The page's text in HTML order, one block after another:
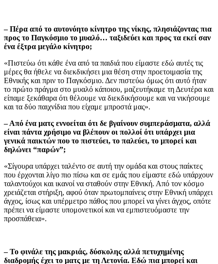
– Πέρα από το αυτονόητο κίνητρο της νίκης, πλησιάζοντας πια
προς το Παγκόσμιο το μυαλό… ταξιδεύει και προς τα εκεί σαν
ένα έξτρα μεγάλο κίνητρο;
«Πιστεύω ότι κάθε ένα από τα παιδιά που είμαστε εδώ αυτές τις
μέρες θα ήθελε να διεκδικήσει μια θέση στην προετοιμασία της
Εθνικής και πριν το Παγκόσμιο. Δεν πιστεύω όμως ότι αυτό ήταν
το πρώτο πράγμα στο μυαλό κάποιου, μαζευτήκαμε τη Δευτέρα και
είπαμε ξεκάθαρα ότι θέλουμε να διεκδικήσουμε και να νικήσουμε
και τα δύο παιχνίδια που είχαμε μπροστά μας».
– Από ένα ματς εννοείται ότι δε βγαίνουν συμπεράσματα, αλλά
είναι πάντα χρήσιμο να βλέπουν οι πολλοί ότι υπάρχει μια
γενικά παικτών που το πιστεύει, το παλεύει, το μπορεί και
δηλώνει “παρών”;
«Σίγουρα υπάρχει ταλέντο σε αυτή την ομάδα και στους παίκτες
που έρχονται λίγο πιο πίσω και σε εμάς που είμαστε εδώ υπάρχουν
ταλαντούχοι και ικανοί να σταθούν στην Εθνική. Από τον κόσμο
χρειάζεται στήριξη, αφού όταν πρωτομπαίνεις στην Εθνική υπάρχει
άγχος, ίσως και υπέρμετρο πάθος που μπορεί να γίνει άγχος, οπότε
πρέπει να είμαστε υπομονετικοί και να εμπιστευόμαστε την
προσπάθεια».
– Το φινάλε της μακριάς, δύσκολης αλλά πετυχημένης
διαδρομής έχει το ματς με τη Λετονία. Εδώ πια μπορεί και